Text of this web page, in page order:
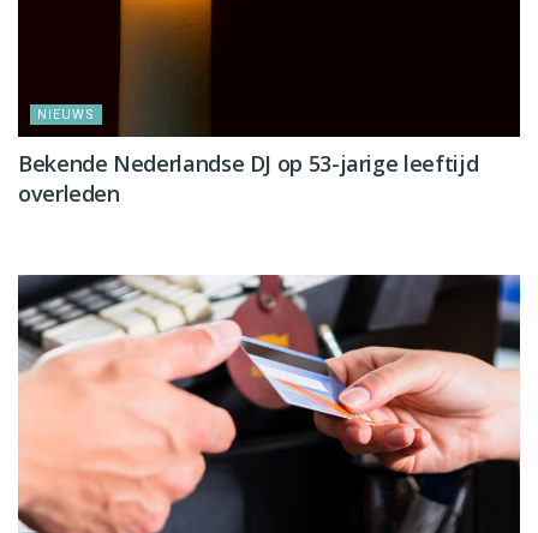
NIEUWS
Bekende Nederlandse DJ op 53-jarige leeftijd
overleden